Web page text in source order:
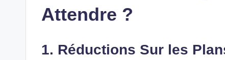
Attendre ?
1. Réductions Sur les